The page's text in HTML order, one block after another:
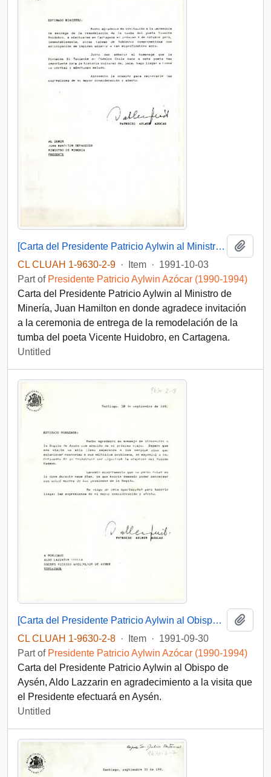
[Carta del Presidente Patricio Aylwin al Ministro de Minería, Juan Hamilton]
CL CLUAH 1-9630-2-9 · Item · 1991-10-03
Part of Presidente Patricio Aylwin Azócar (1990-1994)
Carta del Presidente Patricio Aylwin al Ministro de
Minería, Juan Hamilton en donde agradece invitación
a la ceremonia de entrega de la remodelación de la
tumba del poeta Vicente Huidobro, en Cartagena.
Untitled
[Carta del Presidente Patricio Aylwin al Obispo de Aysén, Aldo Lazzarin]
CL CLUAH 1-9630-2-8 · Item · 1991-09-30
Part of Presidente Patricio Aylwin Azócar (1990-1994)
Carta del Presidente Patricio Aylwin al Obispo de
Aysén, Aldo Lazzarin en agradecimiento a la visita que
el Presidente efectuará en Aysén.
Untitled